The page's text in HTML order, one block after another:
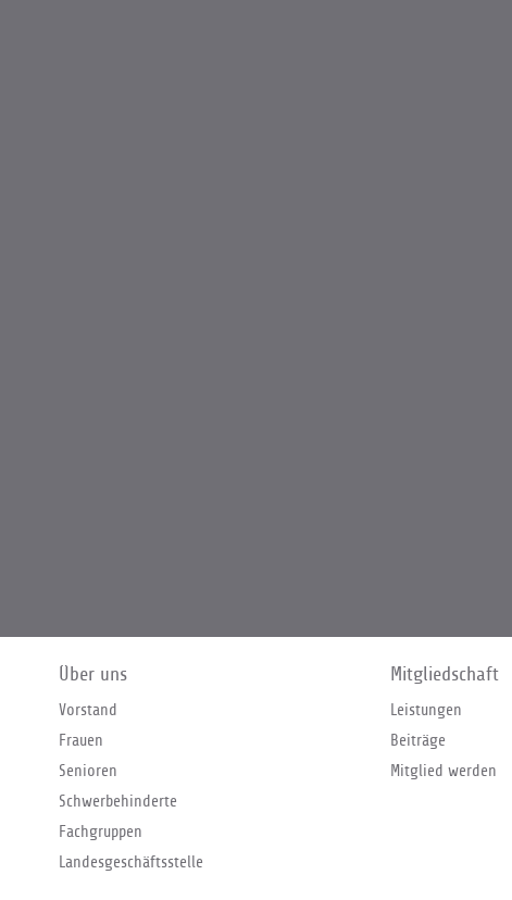
Über uns
Vorstand
Frauen
Senioren
Schwerbehinderte
Fachgruppen
Landesgeschäftsstelle
Mitgliedschaft
Leistungen
Beiträge
Mitglied werden